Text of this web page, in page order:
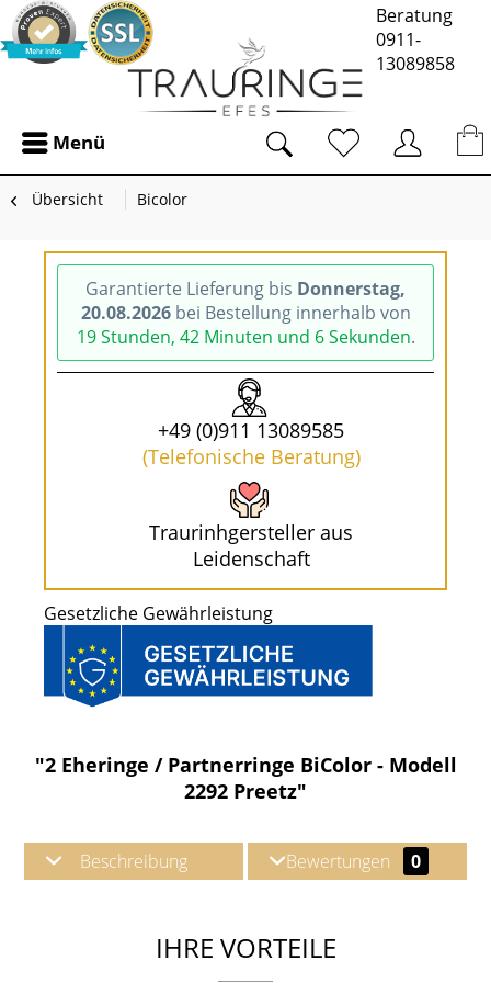
Beratung
0911-
13089858
Menü
Übersicht Bicolor
Garantierte Lieferung bis Donnerstag,
20.08.2026bei Bestellung innerhalb von
19 Stunden, 42 Minuten und 6 Sekunden.
+49 (0)911 13089585
(Telefonische Beratung)
Traurinhgersteller aus
Leidenschaft
Gesetzliche Gewährleistung
"2 Eheringe / Partnerringe BiColor - Modell
2292 Preetz"
Beschreibung Bewertungen 0
IHRE VORTEILE